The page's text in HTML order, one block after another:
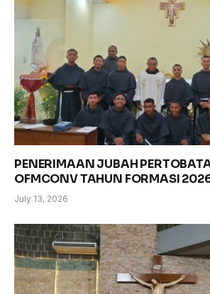
PENERIMAAN JUBAH
OFMCONV TAHUN FORMASI
July 13, 2026